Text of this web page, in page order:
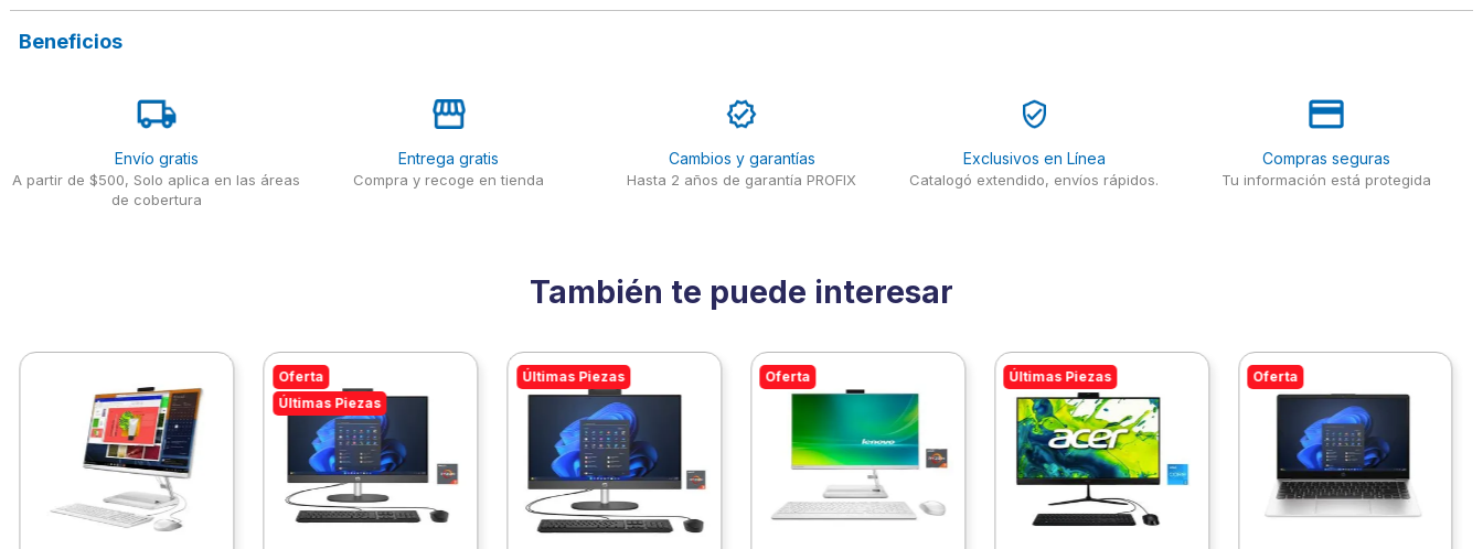
Beneficios
Envío gratis
A partir de $500, Solo aplica en las áreas
de cobertura
Entrega gratis
Compra y recoge en tienda
Cambios y garantías
Hasta 2 años de garantía PROFIX
Exclusivos en Línea
Catalogó extendido, envíos rápidos.
Compras seguras
Tu información está protegida
También te puede interesar
Oferta
Últimas Piezas
Últimas Piezas Oferta Últimas Piezas Oferta